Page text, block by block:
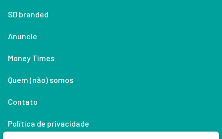
SD branded
Anuncie
Money Times
Quem (não) somos
Contato
Política de privacidade